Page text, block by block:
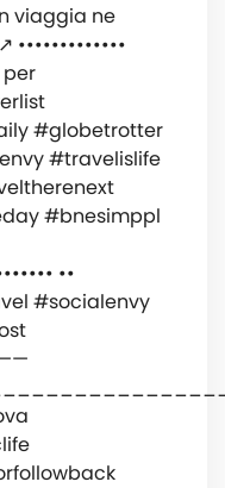
viaggia ne
#globetrotter
#travelislife
#bnesimppl
••
#socialenvy